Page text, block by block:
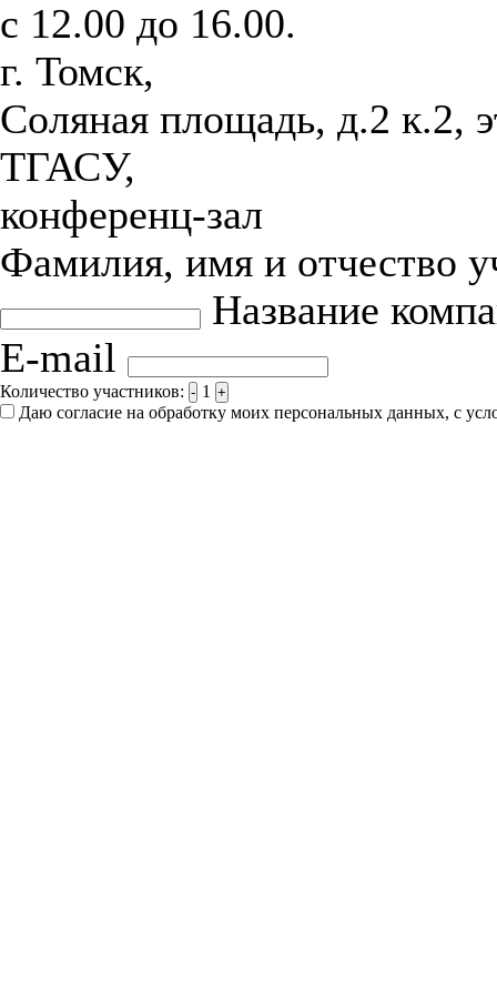
с 12.00 до 16.00.
г. Томск,
Соляная площадь, д.2 к.2,
ТГАСУ,
конференц-зал
Фамилия, имя и отчество
Название
E-mail
Количество участников: - 1 +
Даю согласие на обработку моих персональных данных, с